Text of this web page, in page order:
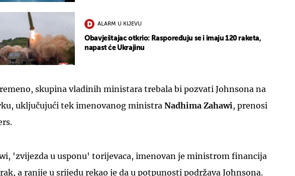
ALARM U KIJEVU
Obavještajac otkrio: Raspoređuju se i imaju 120 raketa,
napast će Ukrajinu
skupina vladinih ministara trebala bi pozvati Johnsona na
uključujući tek imenovanog ministra Nadhima Zahawi, prenosi
'zvijezda u usponu' torijevaca, imenovan je ministrom financija
a ranije u srijedu rekao je da u potpunosti podržava Johnsona.